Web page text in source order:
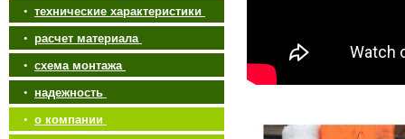
• технические характеристики
• расчет материала
• схема монтажа
• надежность
• о компании